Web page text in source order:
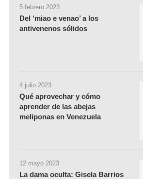
5 febrero 2023
Del ‘miao e venao’ a los
antivenenos sólidos
4 julio 2023
Qué aprovechar y cómo
aprender de las abejas
meliponas en Venezuela
12 mayo 2023
La dama oculta: Gisela Barrios